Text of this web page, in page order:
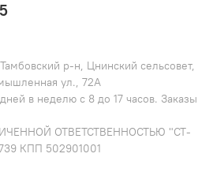
р-н, Цнинский сельсовет,
ул., 72А
в неделю с 8 до 17 часов. Заказы
ОТВЕТСТВЕННОСТЬЮ "СТ-
КПП 502901001